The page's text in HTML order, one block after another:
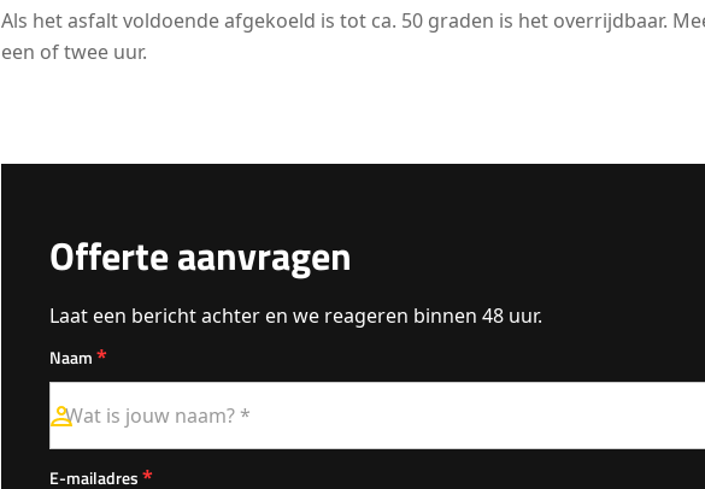
Als het asfalt voldoende afgekoeld is tot ca. 50 graden is het overrijdbaar.
een of twee uur.
Offerte aanvragen
Laat een bericht achter en we reageren binnen 48 uur.
Naam*
E-mailadres*